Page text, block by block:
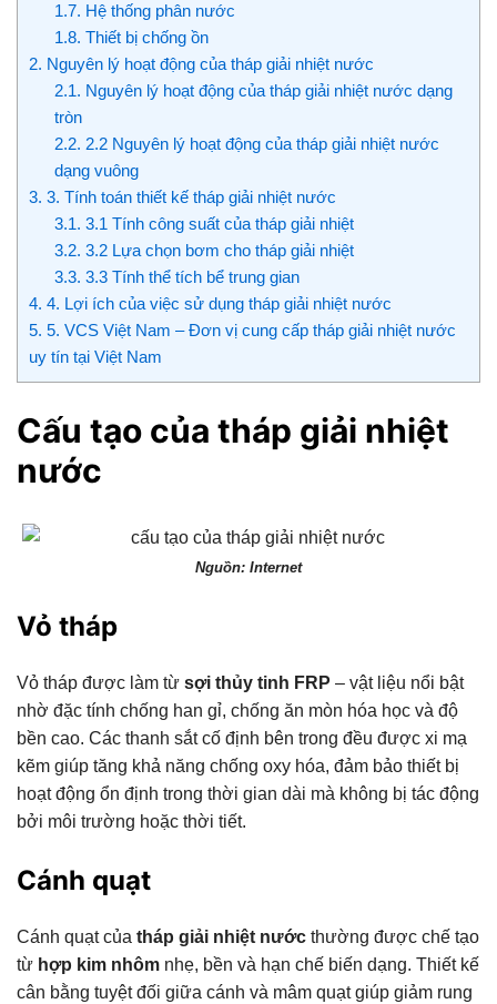
1.7. Hệ thống phân nước
1.8. Thiết bị chống ồn
2. Nguyên lý hoạt động của tháp giải nhiệt nước
2.1. Nguyên lý hoạt động của tháp giải nhiệt nước dạng
tròn
2.2. 2.2 Nguyên lý hoạt động của tháp giải nhiệt nước
dạng vuông
3. 3. Tính toán thiết kế tháp giải nhiệt nước
3.1. 3.1 Tính công suất của tháp giải nhiệt
3.2. 3.2 Lựa chọn bơm cho tháp giải nhiệt
3.3. 3.3 Tính thể tích bể trung gian
4. 4. Lợi ích của việc sử dụng tháp giải nhiệt nước
5. 5. VCS Việt Nam – Đơn vị cung cấp tháp giải nhiệt nước
uy tín tại Việt Nam
Cấu tạo của tháp giải nhiệt
nước
Nguồn: Internet
Vỏ tháp
Vỏ tháp được làm từ sợi thủy tinh FRP – vật liệu nổi bật
nhờ đặc tính chống han gỉ, chống ăn mòn hóa học và độ
bền cao. Các thanh sắt cố định bên trong đều được xi mạ
kẽm giúp tăng khả năng chống oxy hóa, đảm bảo thiết bị
hoạt động ổn định trong thời gian dài mà không bị tác động
bởi môi trường hoặc thời tiết.
Cánh quạt
Cánh quạt của tháp giải nhiệt nước thường được chế tạo
từ hợp kim nhôm nhẹ, bền và hạn chế biến dạng. Thiết kế
cân bằng tuyệt đối giữa cánh và mâm quạt giúp giảm rung